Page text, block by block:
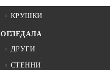
КРУШКИ
ОГЛЕДАЛА
ДРУГИ
СТЕННИ